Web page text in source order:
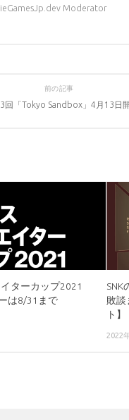
Moderator
前の記事
回「Tokyo Sandbox」4月13日
ターカップ2021
は8/31まで
敗談
ト】
2022